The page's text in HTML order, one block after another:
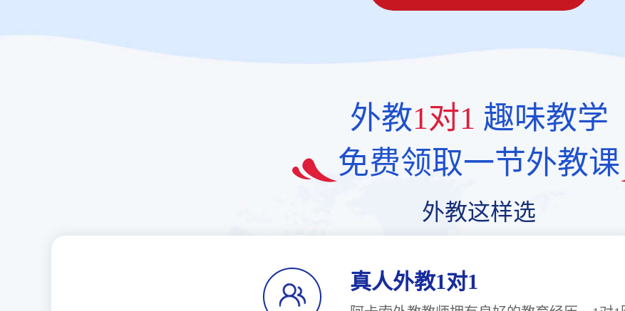
外教1对1 趣味教学
免费领取一节外教课
外教这样选
真人外教1对1